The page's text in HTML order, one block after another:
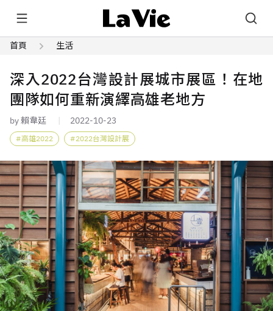
首頁 生活
深入2022台灣設計展城市展區！在地
團隊如何重新演繹高雄老地方
by 賴韋廷 2022-10-23
高雄2022 2022台灣設計展